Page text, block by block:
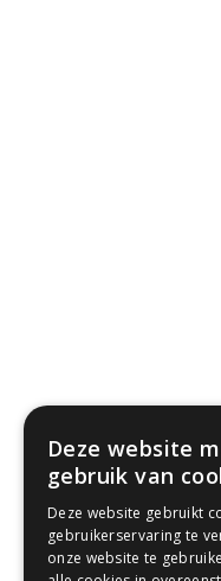
Deze website
gebruik van
Deze website gebruikt
gebruikerservaring te
onze website te